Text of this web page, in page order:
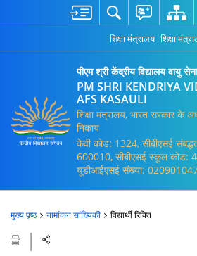
शिक्षा मंत्रालय शिक्षा
पीएम श्री केंद्रीय विद्यालय वायु
PM SHRI KENDRIYA
AFS KASAULI
शिक्षा मंत्रालय, भारत सरकार के
निकाय
केवी कोड: 1324, सीबीएसई
600010, सीबीएसई स्कूल कोड:
यूडीआईएसई संख्या:
मुख्य पृष्ठ नामांकन सांख्यिकी विद्यार्थी रिक्ति